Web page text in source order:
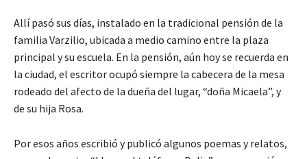
Allí pasó sus días, instalado en la tradicional pensión de la
familia Varzilio, ubicada a medio camino entre la plaza
principal y su escuela. En la pensión, aún hoy se recuerda en
la ciudad, el escritor ocupó siempre la cabecera de la mesa
rodeado del afecto de la dueña del lugar, “doña Micaela”, y
de su hija Rosa.
Por esos años escribió y publicó algunos poemas y relatos,